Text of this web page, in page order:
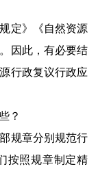
定》《自然资源
因此，有必要结
行政复议行政应
？
规章分别规范行
按照规章制定精